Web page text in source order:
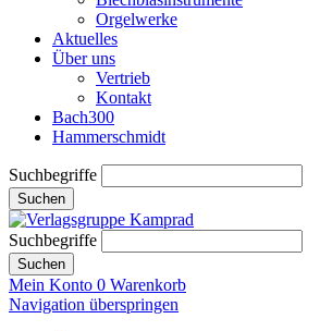
Orgelwerke
Aktuelles
Über uns
Vertrieb
Kontakt
Bach300
Hammerschmidt
Suchbegriffe
Suchen
Suchbegriffe
Suchen
Mein Konto 0 Warenkorb
Navigation überspringen